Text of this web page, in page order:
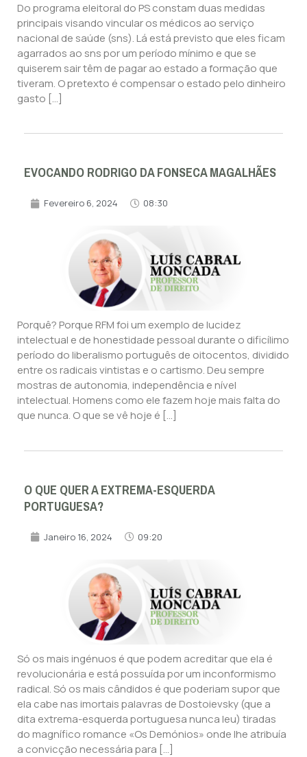
Do programa eleitoral do PS constam duas medidas
principais visando vincular os médicos ao serviço
nacional de saúde (sns). Lá está previsto que eles ficam
agarrados ao sns por um período mínimo e que se
quiserem sair têm de pagar ao estado a formação que
tiveram. O pretexto é compensar o estado pelo dinheiro
gasto […]
EVOCANDO RODRIGO DA FONSECA MAGALHÃES
Fevereiro 6, 2024 08:30
Porquê? Porque RFM foi um exemplo de lucidez
intelectual e de honestidade pessoal durante o dificílimo
período do liberalismo português de oitocentos, dividido
entre os radicais vintistas e o cartismo. Deu sempre
mostras de autonomia, independência e nível
intelectual. Homens como ele fazem hoje mais falta do
que nunca. O que se vê hoje é […]
O QUE QUER A EXTREMA-ESQUERDA
PORTUGUESA?
Janeiro 16, 2024 09:20
Só os mais ingénuos é que podem acreditar que ela é
revolucionária e está possuída por um inconformismo
radical. Só os mais cândidos é que poderiam supor que
ela cabe nas imortais palavras de Dostoievsky (que a
dita extrema-esquerda portuguesa nunca leu) tiradas
do magnífico romance «Os Demónios» onde lhe atribuía
a convicção necessária para […]